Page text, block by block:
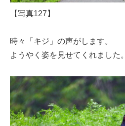
【写真127】
時々「キジ」の声がします。
ようやく姿を見せてくれました。